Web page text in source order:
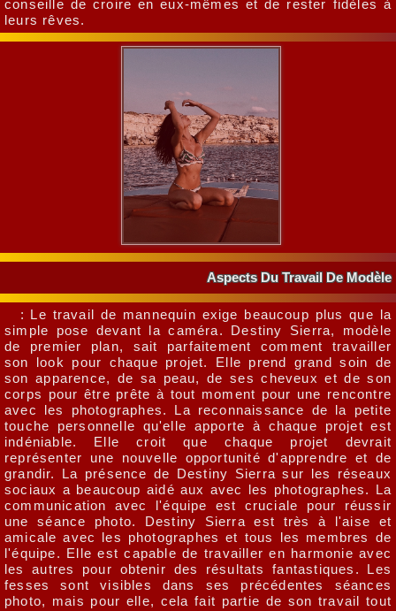
conseille de croire en eux-mêmes et de rester fidèles à
leurs rêves.
Aspects Du Travail De Modèle
: Le travail de mannequin exige beaucoup plus que la
simple pose devant la caméra. Destiny Sierra, modèle
de premier plan, sait parfaitement comment travailler
son look pour chaque projet. Elle prend grand soin de
son apparence, de sa peau, de ses cheveux et de son
corps pour être prête à tout moment pour une rencontre
avec les photographes. La reconnaissance de la petite
touche personnelle qu'elle apporte à chaque projet est
indéniable. Elle croit que chaque projet devrait
représenter une nouvelle opportunité d'apprendre et de
grandir. La présence de Destiny Sierra sur les réseaux
sociaux a beaucoup aidé aux avec les photographes. La
communication avec l'équipe est cruciale pour réussir
une séance photo. Destiny Sierra est très à l'aise et
amicale avec les photographes et tous les membres de
l'équipe. Elle est capable de travailler en harmonie avec
les autres pour obtenir des résultats fantastiques. Les
fesses sont visibles dans ses précédentes séances
photo, mais pour elle, cela fait partie de son travail tout